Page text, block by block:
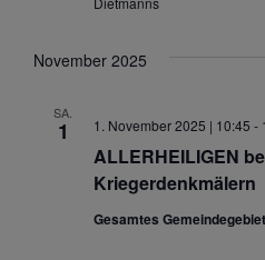
November 2025
SA.
1
ALLERHEILIGEN
Kriegerdenkmälern
1. November 2025 | 10:45 -
Gesamtes Gemeindegebiet